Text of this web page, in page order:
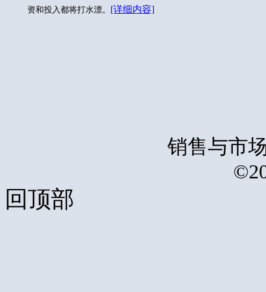
资和投入都将打水漂。 [详细内容]
销售与市
回顶部